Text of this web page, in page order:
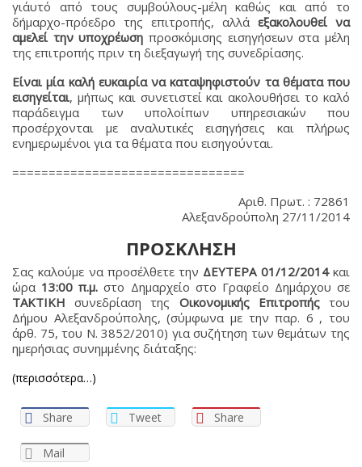
γι΄αυτό από τους συμβούλους-μέλη καθώς και από το
δήμαρχο-πρόεδρο της επιτροπής, αλλά εξακολουθεί να
αμελεί την υποχρέωση προσκόμισης εισηγήσεων στα μέλη
της επιτροπής πριν τη διεξαγωγή της συνεδρίασης.
Είναι μία καλή ευκαιρία να καταψηφιστούν τα θέματα που
εισηγείται, μήπως και συνετιστεί και ακολουθήσει το καλό
παράδειγμα των υπολοίπων υπηρεσιακών που
προσέρχονται με αναλυτικές εισηγήσεις και πλήρως
ενημερωμένοι για τα θέματα που εισηγούνται.
================================
Αριθ. Πρωτ. : 72861
Αλεξανδρούπολη 27/11/2014
ΠΡΟΣΚΛΗΣΗ
Σας καλούμε να προσέλθετε την ΔΕΥΤΕΡΑ 01/12/2014και
ώρα 13:00 π.μ. στο Δημαρχείο στο Γραφείο Δημάρχου σε
ΤΑΚΤΙΚΗ συνεδρίαση της Οικονομικής Επιτροπήςτου
Δήμου Αλεξανδρούπολης, (σύμφωνα με την παρ. 6 , του
άρθ. 75, του Ν. 3852/2010) για συζήτηση των θεμάτων της
ημερήσιας συνημμένης διάταξης:
(περισσότερα…)
Share Tweet Share
Mail